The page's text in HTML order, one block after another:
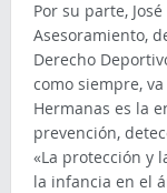
Por su parte,
Asesoramiento,
Derecho
como siempre,
Hermanas es la
prevención,
«La protección y
la infancia en el